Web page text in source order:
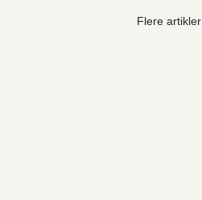
Flere artikler